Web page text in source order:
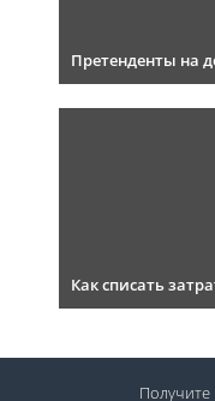
Претенденты на
Как списать
Получите